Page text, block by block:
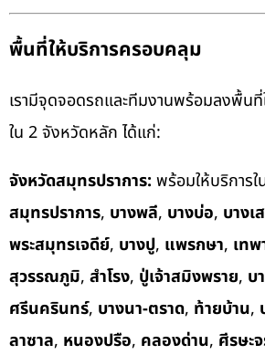
พื้นที่ให้บริการครอบคลุม
เรามีจุดจอดรถและทีมงานพร้อมลงพื้น
ใน 2 จังหวัดหลัก ได้แก่:
จังหวัดสมุทรปราการ: พร้อมให้บริการใ
สมุทรปราการ, บางพลี, บางบ่อ, บางเ
พระสมุทรเจดีย์, บางปู, แพรกษา, เท
สุวรรณภูมิ, สำโรง, ปู่เจ้าสมิงพราย, บ
ศรีนครินทร์, บางนา-ตราด, ท้ายบ้าน,
ลาซาล, หนองปรือ, คลองด่าน, ศีรษะ